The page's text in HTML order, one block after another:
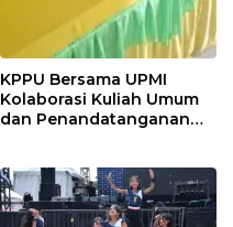
KPPU Bersama UPMI
Kolaborasi Kuliah Umum
dan Penandatanganan